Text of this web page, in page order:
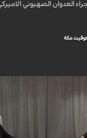
و 214 طفلا جراء العدوان الصهيوني